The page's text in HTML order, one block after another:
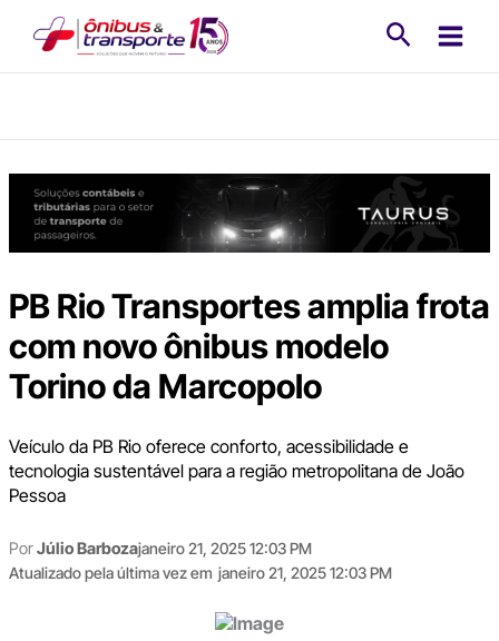
PB Rio Transportes amplia frota
com novo ônibus modelo
Torino da Marcopolo
Veículo da PB Rio oferece conforto, acessibilidade e
tecnologia sustentável para a região metropolitana de João
Pessoa
PorJúlio Barbozajaneiro 21, 2025 12:03 PM
Atualizado pela última vez em janeiro 21, 2025 12:03 PM